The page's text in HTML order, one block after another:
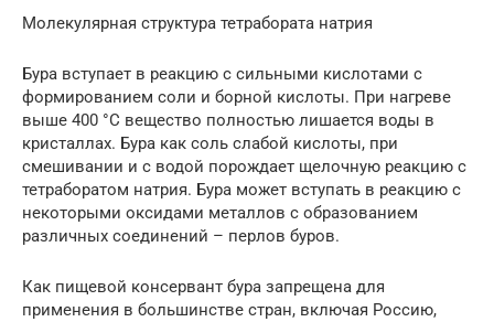
Молекулярная структура тетрабората натрия
Бура вступает в реакцию с сильными кислотами с
формированием соли и борной кислоты. При нагреве
выше 400 °C вещество полностью лишается воды в
кристаллах. Бура как соль слабой кислоты, при
смешивании и с водой порождает щелочную реакцию с
тетраборатом натрия. Бура может вступать в реакцию с
некоторыми оксидами металлов с образованием
различных соединений – перлов буров.
Как пищевой консервант бура запрещена для
применения в большинстве стран, включая Россию,